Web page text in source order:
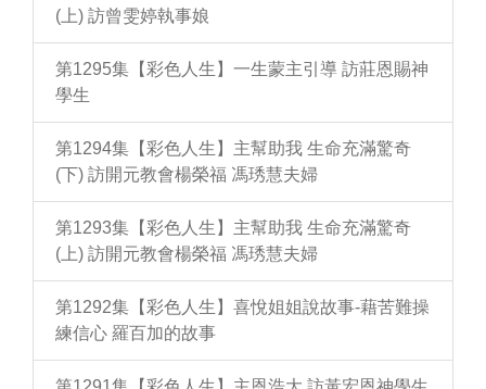
(上) 訪曾雯婷執事娘
第1295集【彩色人生】一生蒙主引導 訪莊恩賜神
學生
第1294集【彩色人生】主幫助我 生命充滿驚奇
(下) 訪開元教會楊榮福 馮琇慧夫婦
第1293集【彩色人生】主幫助我 生命充滿驚奇
(上) 訪開元教會楊榮福 馮琇慧夫婦
第1292集【彩色人生】喜悅姐姐說故事-藉苦難操
練信心 羅百加的故事